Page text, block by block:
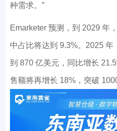
种需求。”
Emarketer 预测，到 2029 年
中占比将达到 9.3%。2025
到 870 亿美元，同比增长
售额将再增长 18%，突破